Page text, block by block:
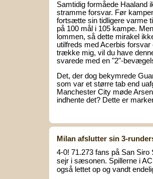
Samtidig formåede Haaland
stramme forsvar. Før
fortsætte sin tidligere varme
på 100 mål i 105 kampe.
lommen, så dette mirakel
utilfreds med Acerbis
trække mig, vil du have
svarede med en "2"-
Det, der dog bekymrede
som var et større tab end
Manchester City møde
indhente det? Dette er
Milan afslutter sin 3-
4-0! 71.273 fans på San
sejr i sæsonen. Spillerne i
også lettet op og vandt